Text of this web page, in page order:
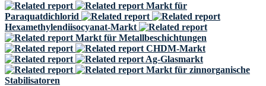
Markt für
Paraquatdichlorid
Hexamethylendiisocyanat-Markt
Markt für Metallbeschichtungen
CHDM-Markt
Ag-Glasmarkt
Markt für zinnorganische
Stabilisatoren